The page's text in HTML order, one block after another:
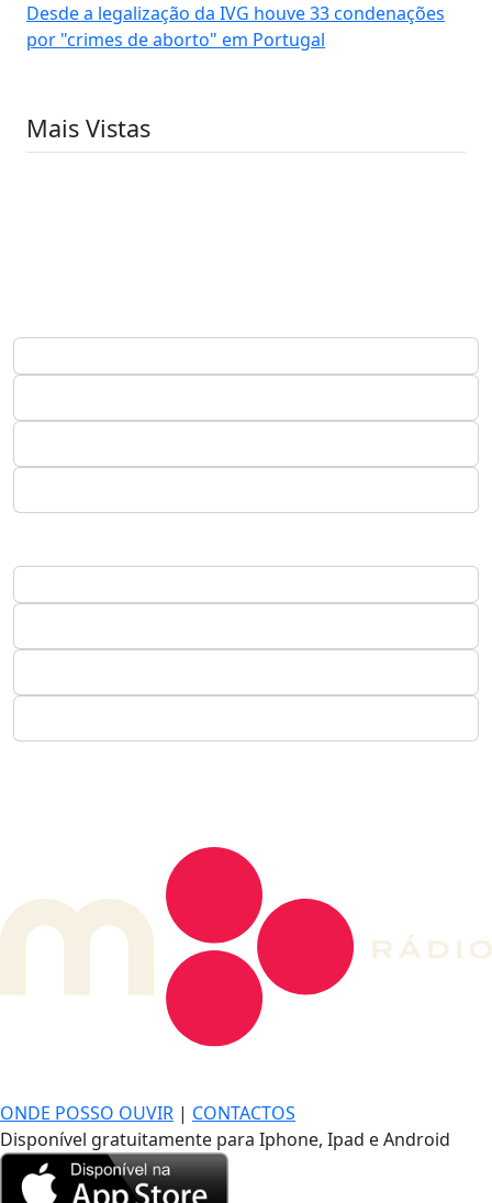
Desde a legalização da IVG houve 33 condenações
por "crimes de aborto" em Portugal
Mais Vistas
ONDE POSSO OUVIR | CONTACTOS
Disponível gratuitamente para Iphone, Ipad e Android